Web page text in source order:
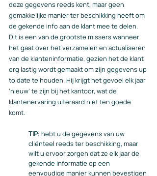
deze gegevens reeds kent, maar geen
gemakkelijke manier ter beschikking heeft om
de gekende info aan de klant mee te delen.
Dit is een van de grootste missers wanneer
het gaat over het verzamelen en actualiseren
van de klanteninformatie, gezien het de klant
erg lastig wordt gemaakt om zijn gegevens up
to date te houden. Hij krijgt het gevoel elk jaar
‘nieuw’ te zijn bij het kantoor, wat de
klantenervaring uiteraard niet ten goede
komt.
TIP: hebt u de gegevens van uw
cliënteel reeds ter beschikking, maar
wilt u ervoor zorgen dat ze elk jaar de
gekende informatie op een
eenvoudige manier kunnen bevestigen